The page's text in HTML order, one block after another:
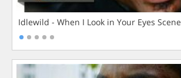
Idlewild - When I Look in Your Eyes Scene